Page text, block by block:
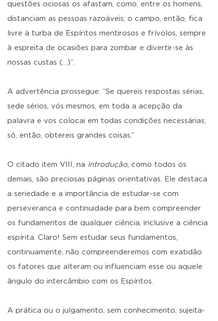
questões ociosas os afastam, como, entre os homens,
distanciam as pessoas razoáveis; o campo, então, fica
livre à turba de Espíritos mentirosos e frívolos, sempre
à espreita de ocasiões para zombar e divertir-se às
nossas custas (…)”.
A advertência prossegue: “Se quereis respostas sérias,
sede sérios, vós mesmos, em toda a acepção da
palavra e vos colocai em todas condições necessárias;
só, então, obtereis grandes coisas.”
O citado item VIII, na Introdução, como todos os
demais, são preciosas páginas orientativas. Ele destaca
a seriedade e a importância de estudar-se com
perseverança e continuidade para bem compreender
os fundamentos de qualquer ciência, inclusive a ciência
espírita. Claro! Sem estudar seus fundamentos,
continuamente, não compreenderemos com exatidão
os fatores que alteram ou influenciam esse ou aquele
ângulo do intercâmbio com os Espíritos.
A prática ou o julgamento, sem conhecimento, sujeita-